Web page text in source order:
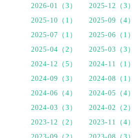
2026-01（3）
2025-12（3）
2025-10（1）
2025-09（4）
2025-07（1）
2025-06（1）
2025-04（2）
2025-03（3）
2024-12（5）
2024-11（1）
2024-09（3）
2024-08（1）
2024-06（4）
2024-05（4）
2024-03（3）
2024-02（2）
2023-12（2）
2023-11（4）